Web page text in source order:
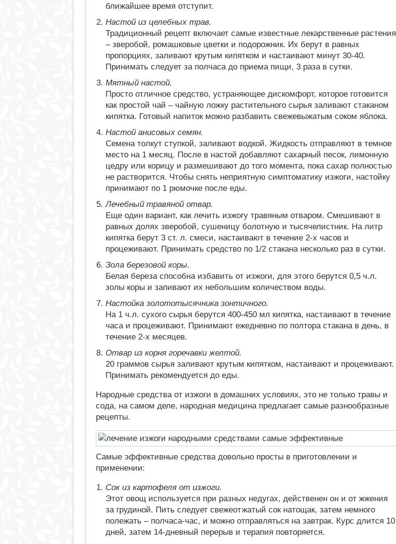
ближайшее время отступит.
Настой из целебных трав.
Традиционный рецепт включает самые известные лекарственные растения
– зверобой, ромашковые цветки и подорожник. Их берут в равных
пропорциях, заливают крутым кипятком и настаивают минут 30-40.
Принимать следует за полчаса до приема пищи, 3 раза в сутки.
Мятный настой.
Просто отличное средство, устраняющее дискомфорт, которое готовится
как простой чай – чайную ложку растительного сырья заливают стаканом
кипятка. Готовый напиток можно разбавить свежевыжатым соком яблока.
Настой анисовых семян.
Семена толкут ступкой, заливают водкой. Жидкость отправляют в темное
место на 1 месяц. После в настой добавляют сахарный песок, лимонную
цедру или корицу и размешивают до того момента, пока сахар полностью
не растворится. Чтобы снять неприятную симптоматику изжоги, настойку
принимают по 1 рюмочке после еды.
Лечебный травяной отвар.
Еще один вариант, как лечить изжогу травяным отваром. Смешивают в
равных долях зверобой, сушеницу болотную и тысячелистник. На литр
кипятка берут 3 ст. л. смеси, настаивают в течение 2-х часов и
процеживают. Принимать средство по 1/2 стакана несколько раз в сутки.
Зола березовой коры.
Белая береза способна избавить от изжоги, для этого берутся 0,5 ч.л.
золы коры и запивают их небольшим количеством воды.
Настойка золототысячника зонтичного.
На 1 ч.л. сухого сырья берутся 400-450 мл кипятка, настаивают в течение
часа и процеживают. Принимают ежедневно по полтора стакана в день, в
течение 2-х месяцев.
Отвар из корня горечавки желтой.
20 граммов сырья заливают крутым кипятком, настаивают и процеживают.
Принимать рекомендуется до еды.
Народные средства от изжоги в домашних условиях, это не только травы и
сода, на самом деле, народная медицина предлагает самые разнообразные
рецепты.
Самые эффективные средства довольно просты в приготовлении и
применении:
Сок из картофеля от изжоги.
Этот овощ используется при разных недугах, действенен он и от жжения
за грудиной. Пить следует свежеотжатый сок натощак, затем немного
полежать – полчаса-час, и можно отправляться на завтрак. Курс длится 10
дней, затем 14-дневный перерыв и терапия повторяется.